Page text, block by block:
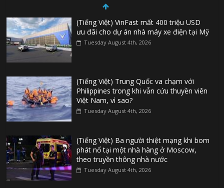
(Tiếng Việt) VinFast mất 400 triệu USD
ưu đãi cho dự án nhà máy xe điện tại Mỹ
Tuesday August 4th, 2026
(Tiếng Việt) Trung Quốc va chạm với
Philippines trong khi vẫn cứu thuyền viên
Việt Nam, vì sao?
Tuesday August 4th, 2026
(Tiếng Việt) Ba người thiệt mạng khi bom
phát nổ tại một nhà hàng ở Moscow,
theo truyền thông nhà nước
Tuesday August 4th, 2026